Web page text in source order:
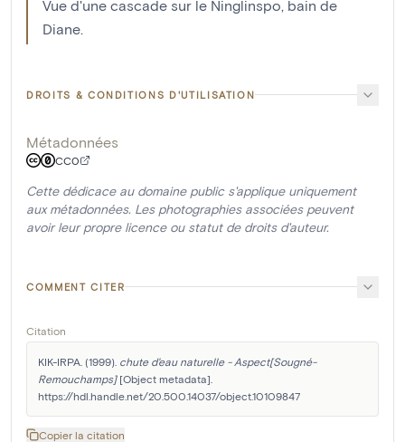
Vue d'une cascade sur le Ninglinspo, bain de
Diane.
DROITS & CONDITIONS D'UTILISATION
Métadonnées
CC0
Cette dédicace au domaine public s'applique uniquement
aux métadonnées. Les photographies associées peuvent
avoir leur propre licence ou statut de droits d'auteur.
COMMENT CITER
Citation
KIK-IRPA. (1999). chute d'eau naturelle - Aspect[Sougné-
Remouchamps] [Object metadata].
https://hdl.handle.net/20.500.14037/object.10109847
Copier la citation